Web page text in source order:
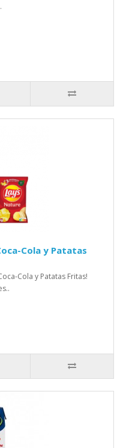
Cola y Patatas
Cola y Patatas Fritas!